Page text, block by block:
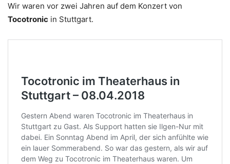
Wir waren vor zwei Jahren auf dem Konzert von
Tocotronic in Stuttgart.